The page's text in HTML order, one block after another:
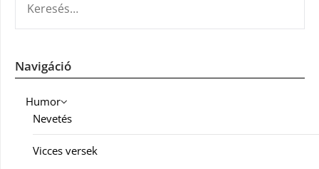
Navigáció
Humor
Nevetés
Vicces versek